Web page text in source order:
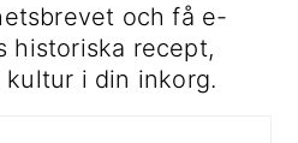
och få e-
historiska recept,
i din inkorg.